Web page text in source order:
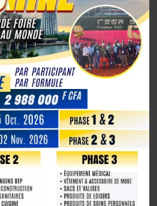
Abou Dosso nommé
en Chine, un tournant
son 76e anniversaire
du Japon